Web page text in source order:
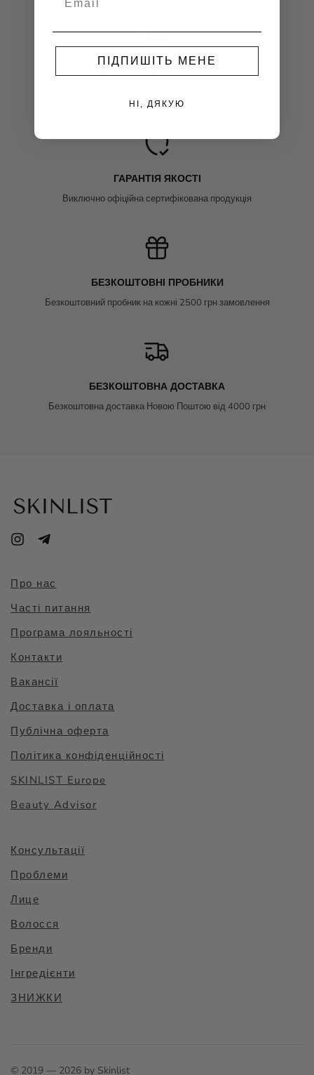
ПОКУПКА ЧАСТИНАМИ
ГАРАНТІЯ ЯКОСТІ
Виключно офіційна сертифікована продукція
БЕЗКОШТОВНІ ПРОБНИКИ
Безкоштовний пробник на кожні 2500 грн замовлення
БЕЗКОШТОВНА ДОСТАВКА
Безкоштовна доставка Новою Поштою від 4000 грн
Про нас
Часті питання
Програма лояльності
Контакти
Вакансії
Доставка і оплата
Публічна оферта
Політика конфіденційності
SKINLIST Europe
Beauty Advisor
Консультації
Проблеми
Лице
Волосся
Бренди
Інгредієнти
ЗНИЖКИ
© 2019 — 2026 by Skinlist
ПІДПИШІТЬ МЕНЕ
НІ, ДЯКУЮ